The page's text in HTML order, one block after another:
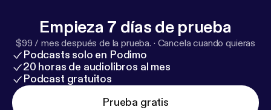
Empieza 7 días de prueba
$99 / mes después de la prueba. · Cancela cuando quieras
Podcasts solo en Podimo
20 horas de audiolibros al mes
Podcast gratuitos
Prueba gratis